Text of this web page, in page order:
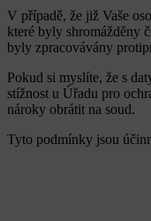
V případě, že již Vaše
které byly shromážděny
byly zpracovávány
Pokud si myslíte, že s
stížnost u Úřadu pro
nároky obrátit na soud.
Tyto podmínky jsou